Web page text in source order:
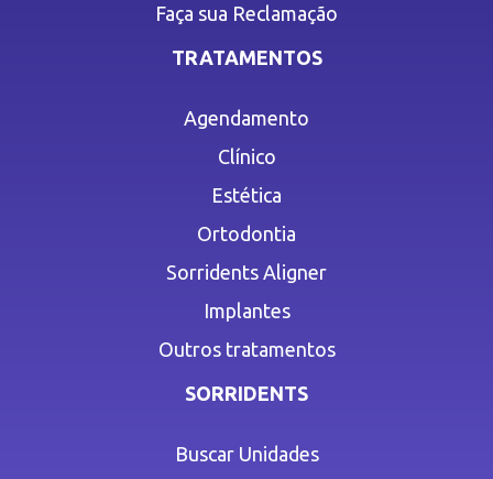
Faça sua Reclamação
TRATAMENTOS
Agendamento
Clínico
Estética
Ortodontia
Sorridents Aligner
Implantes
Outros tratamentos
SORRIDENTS
Buscar Unidades